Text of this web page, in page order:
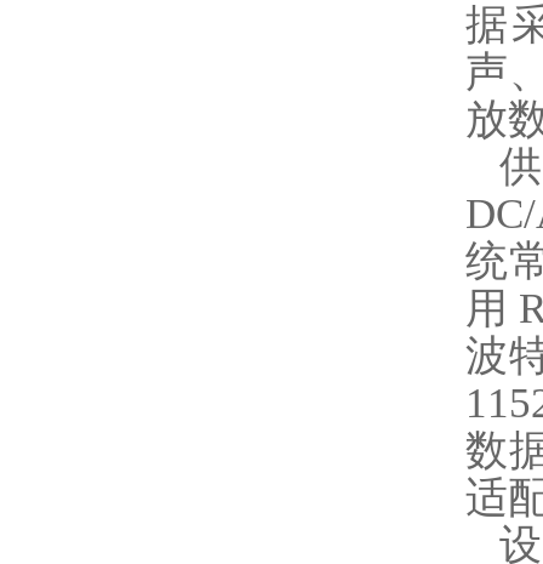
据
声
放
统
用
波
数
适